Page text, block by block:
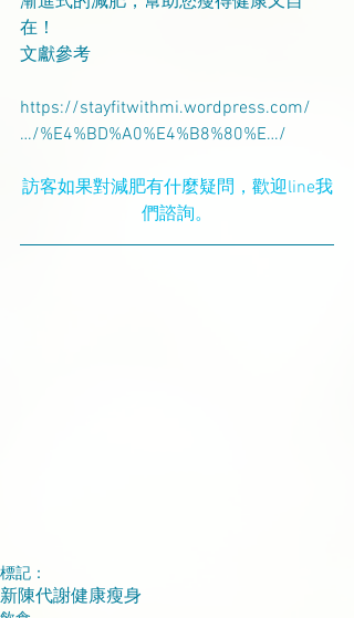
在！
文獻參考
https://stayfitwithmi.wordpress.com/
…/%E4%BD%A0%E4%B8%80%E…/
訪客如果對減肥有什麼疑問，歡迎line我
們諮詢。
標記：
新陳代謝健康瘦身